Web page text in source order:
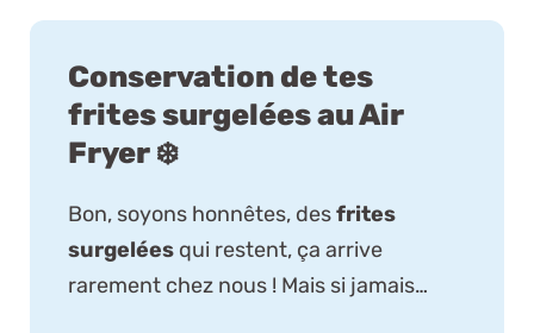
Conservation de tes
frites surgelées au Air
Fryer ❄️
Bon, soyons honnêtes, desfrites
surgelées qui restent, ça arrive
rarement chez nous ! Mais si jamais…